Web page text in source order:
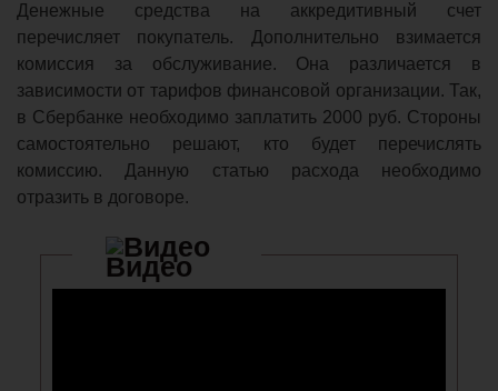
Денежные средства на аккредитивный счет
перечисляет покупатель. Дополнительно взимается
комиссия за обслуживание. Она различается в
зависимости от тарифов финансовой организации. Так,
в Сбербанке необходимо заплатить 2000 руб. Стороны
самостоятельно решают, кто будет перечислять
комиссию. Данную статью расхода необходимо
отразить в договоре.
Видео